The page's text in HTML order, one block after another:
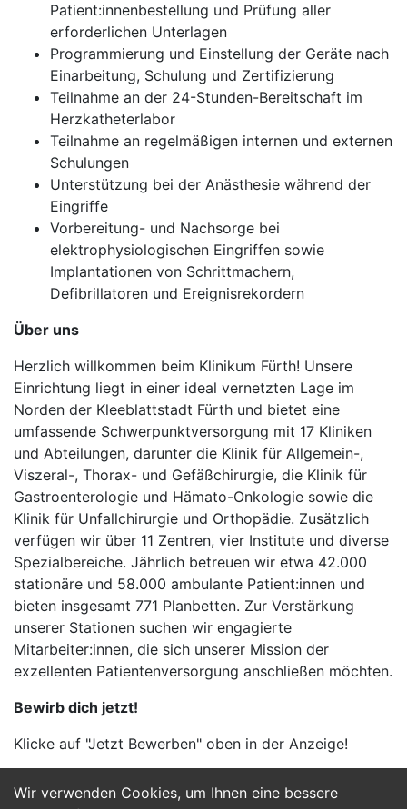
Wir verwenden Cookies, um Ihnen eine bessere
Patient:innenbestellung und Prüfung aller
erforderlichen Unterlagen
Programmierung und Einstellung der Geräte nach
Einarbeitung, Schulung und Zertifizierung
Teilnahme an der 24-Stunden-Bereitschaft im
Herzkatheterlabor
Teilnahme an regelmäßigen internen und externen
Schulungen
Unterstützung bei der Anästhesie während der
Eingriffe
Vorbereitung- und Nachsorge bei
elektrophysiologischen Eingriffen sowie
Implantationen von Schrittmachern,
Defibrillatoren und Ereignisrekordern
Über uns
Herzlich willkommen beim Klinikum Fürth! Unsere
Einrichtung liegt in einer ideal vernetzten Lage im
Norden der Kleeblattstadt Fürth und bietet eine
umfassende Schwerpunktversorgung mit 17 Kliniken
und Abteilungen, darunter die Klinik für Allgemein-,
Viszeral-, Thorax- und Gefäßchirurgie, die Klinik für
Gastroenterologie und Hämato-Onkologie sowie die
Klinik für Unfallchirurgie und Orthopädie. Zusätzlich
verfügen wir über 11 Zentren, vier Institute und diverse
Spezialbereiche. Jährlich betreuen wir etwa 42.000
stationäre und 58.000 ambulante Patient:innen und
bieten insgesamt 771 Planbetten. Zur Verstärkung
unserer Stationen suchen wir engagierte
Mitarbeiter:innen, die sich unserer Mission der
exzellenten Patientenversorgung anschließen möchten.
Bewirb dich jetzt!
Klicke auf "Jetzt Bewerben" oben in der Anzeige!